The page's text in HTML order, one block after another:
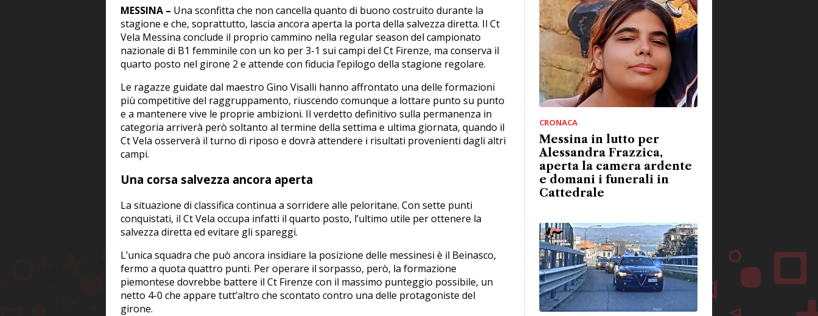
MESSINA – Una sconfitta che non cancella quanto di buono costruito durante la
stagione e che, soprattutto, lascia ancora aperta la porta della salvezza diretta. Il Ct
Vela Messina conclude il proprio cammino nella regular season del campionato
nazionale di B1 femminile con un ko per 3-1 sui campi del Ct Firenze, ma conserva il
quarto posto nel girone 2 e attende con fiducia l’epilogo della stagione regolare.
Le ragazze guidate dal maestro Gino Visalli hanno affrontato una delle formazioni
più competitive del raggruppamento, riuscendo comunque a lottare punto su punto
e a mantenere vive le proprie ambizioni. Il verdetto definitivo sulla permanenza in
categoria arriverà però soltanto al termine della settima e ultima giornata, quando il
Ct Vela osserverà il turno di riposo e dovrà attendere i risultati provenienti dagli altri
campi.
Una corsa salvezza ancora aperta
La situazione di classifica continua a sorridere alle peloritane. Con sette punti
conquistati, il Ct Vela occupa infatti il quarto posto, l’ultimo utile per ottenere la
salvezza diretta ed evitare gli spareggi.
L’unica squadra che può ancora insidiare la posizione delle messinesi è il Beinasco,
fermo a quota quattro punti. Per operare il sorpasso, però, la formazione
piemontese dovrebbe battere il Ct Firenze con il massimo punteggio possibile, un
netto 4-0 che appare tutt’altro che scontato contro una delle protagoniste del
girone.
CRONACA
Messina in lutto per
Alessandra Frazzica,
aperta la camera ardente
e domani i funerali in
Cattedrale